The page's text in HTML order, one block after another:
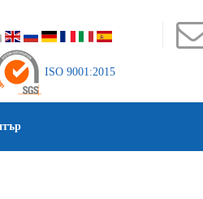
ISO 9001:2015